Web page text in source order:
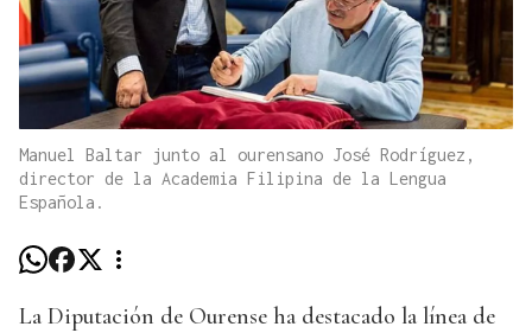
Manuel Baltar junto al ourensano José Rodríguez,
director de la Academia Filipina de la Lengua
Española.
La Diputación de Ourense ha destacado la línea de